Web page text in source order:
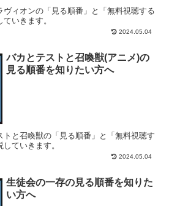
ヴィオンの「見る順番」と「無料視聴する
いきます。
2024.05.04
バカとテストと召喚獣(アニメ)の
見る順番を知りたい方へ
トと召喚獣の「見る順番」と「無料視聴す
ていきます。
2024.05.04
生徒会の一存の見る順番を知りた
い方へ